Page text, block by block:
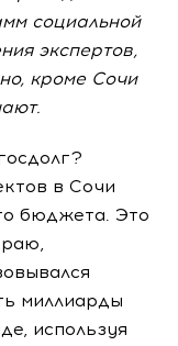
социальной
экспертов,
кроме Сочи
в Сочи
бюджета. Это
миллиарды
используя